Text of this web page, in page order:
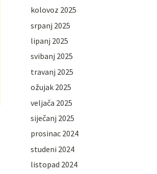
kolovoz 2025
srpanj 2025
lipanj 2025
svibanj 2025
travanj 2025
ožujak 2025
veljača 2025
siječanj 2025
prosinac 2024
studeni 2024
listopad 2024